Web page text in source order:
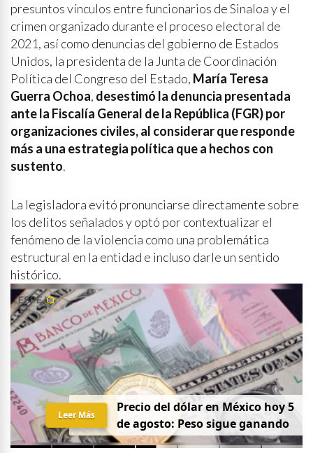
presuntos vínculos entre funcionarios de Sinaloa y el
crimen organizado durante el proceso electoral de
2021, así como denuncias del gobierno de Estados
Unidos, la presidenta de la Junta de Coordinación
Política del Congreso del Estado, María Teresa
Guerra Ochoa, desestimó la denuncia presentada
ante la Fiscalía General de la República (FGR) por
organizaciones civiles, al considerar que responde
más a una estrategia política que a hechos con
sustento.
La legisladora evitó pronunciarse directamente sobre
los delitos señalados y optó por contextualizar el
fenómeno de la violencia como una problemática
estructural en la entidad e incluso darle un sentido
histórico.
Precio del dólar en México hoy 5
de agosto: Peso sigue ganando
Leer Más